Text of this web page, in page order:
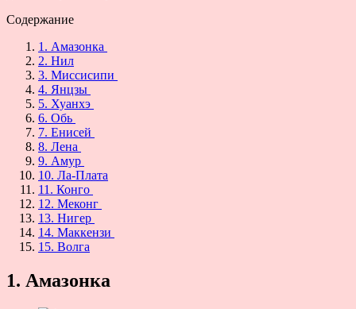
Содержание
1. Амазонка
2. Нил
3. Миссисипи
4. Янцзы
5. Хуанхэ
6. Обь
7. Енисей
8. Лена
9. Амур
10. Ла-Плата
11. Конго
12. Меконг
13. Нигер
14. Маккензи
15. Волга
1. Амазонка